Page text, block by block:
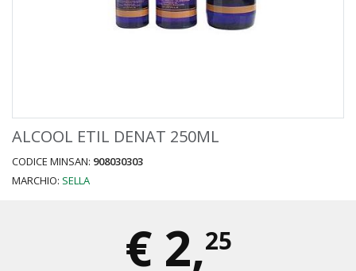
ALCOOL ETIL DENAT 250ML
CODICE MINSAN: 908030303
MARCHIO: SELLA
€ 2,25